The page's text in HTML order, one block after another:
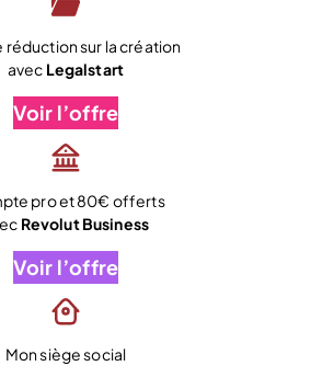
réduction sur la création
avec Legalstart
Voir l’offre
pro et 80€ offerts
Revolut Business
Voir l’offre
Mon siège social